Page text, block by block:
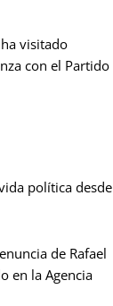
ha visitado
con el Partido
política desde
de Rafael
en la Agencia